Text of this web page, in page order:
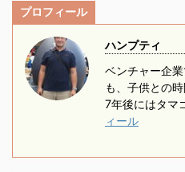
スも多いと思います。 バ
イクでの通勤が15分以上
かかる これ ...
んか？ 私はバイク通勤
18年、夏も冬もバイクで
通っています。 いままで
は原付でしたが、今年の
春に原付二種の免許を取
りました。 ということ
で、主にスクーター向け
ます。 絶対買うべき必須
プロフィール
ハンプティ
ベンチャー企
も、子供との
7年後にはタマ
ィール